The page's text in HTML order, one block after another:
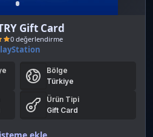
Gift Card
Bölge
Türkiye
Ürün Tipi
Gift Card